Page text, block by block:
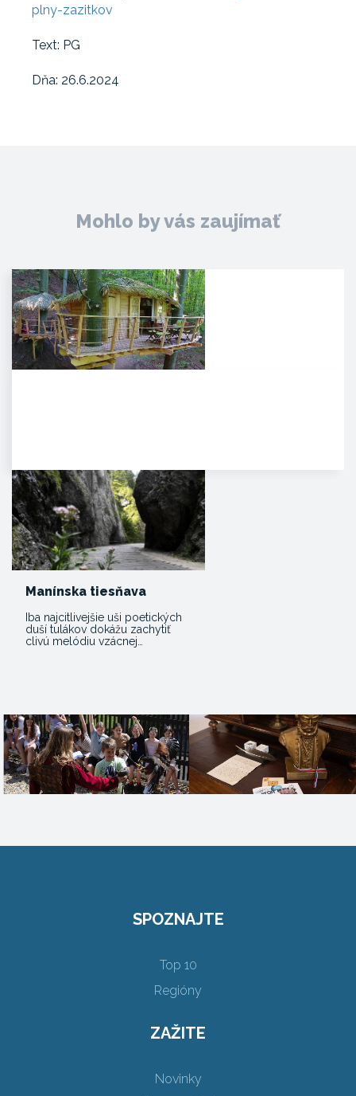
plny-zazitkov
Text: PG
Dňa: 26.6.2024
Mohlo by vás zaujímať
Manínska tiesňava
Iba najcitlivejšie uši poetických
duší tulákov dokážu zachytiť
clivú melódiu vzácnej…
SPOZNAJTE
Top 10
Regióny
ZAŽITE
Novinky